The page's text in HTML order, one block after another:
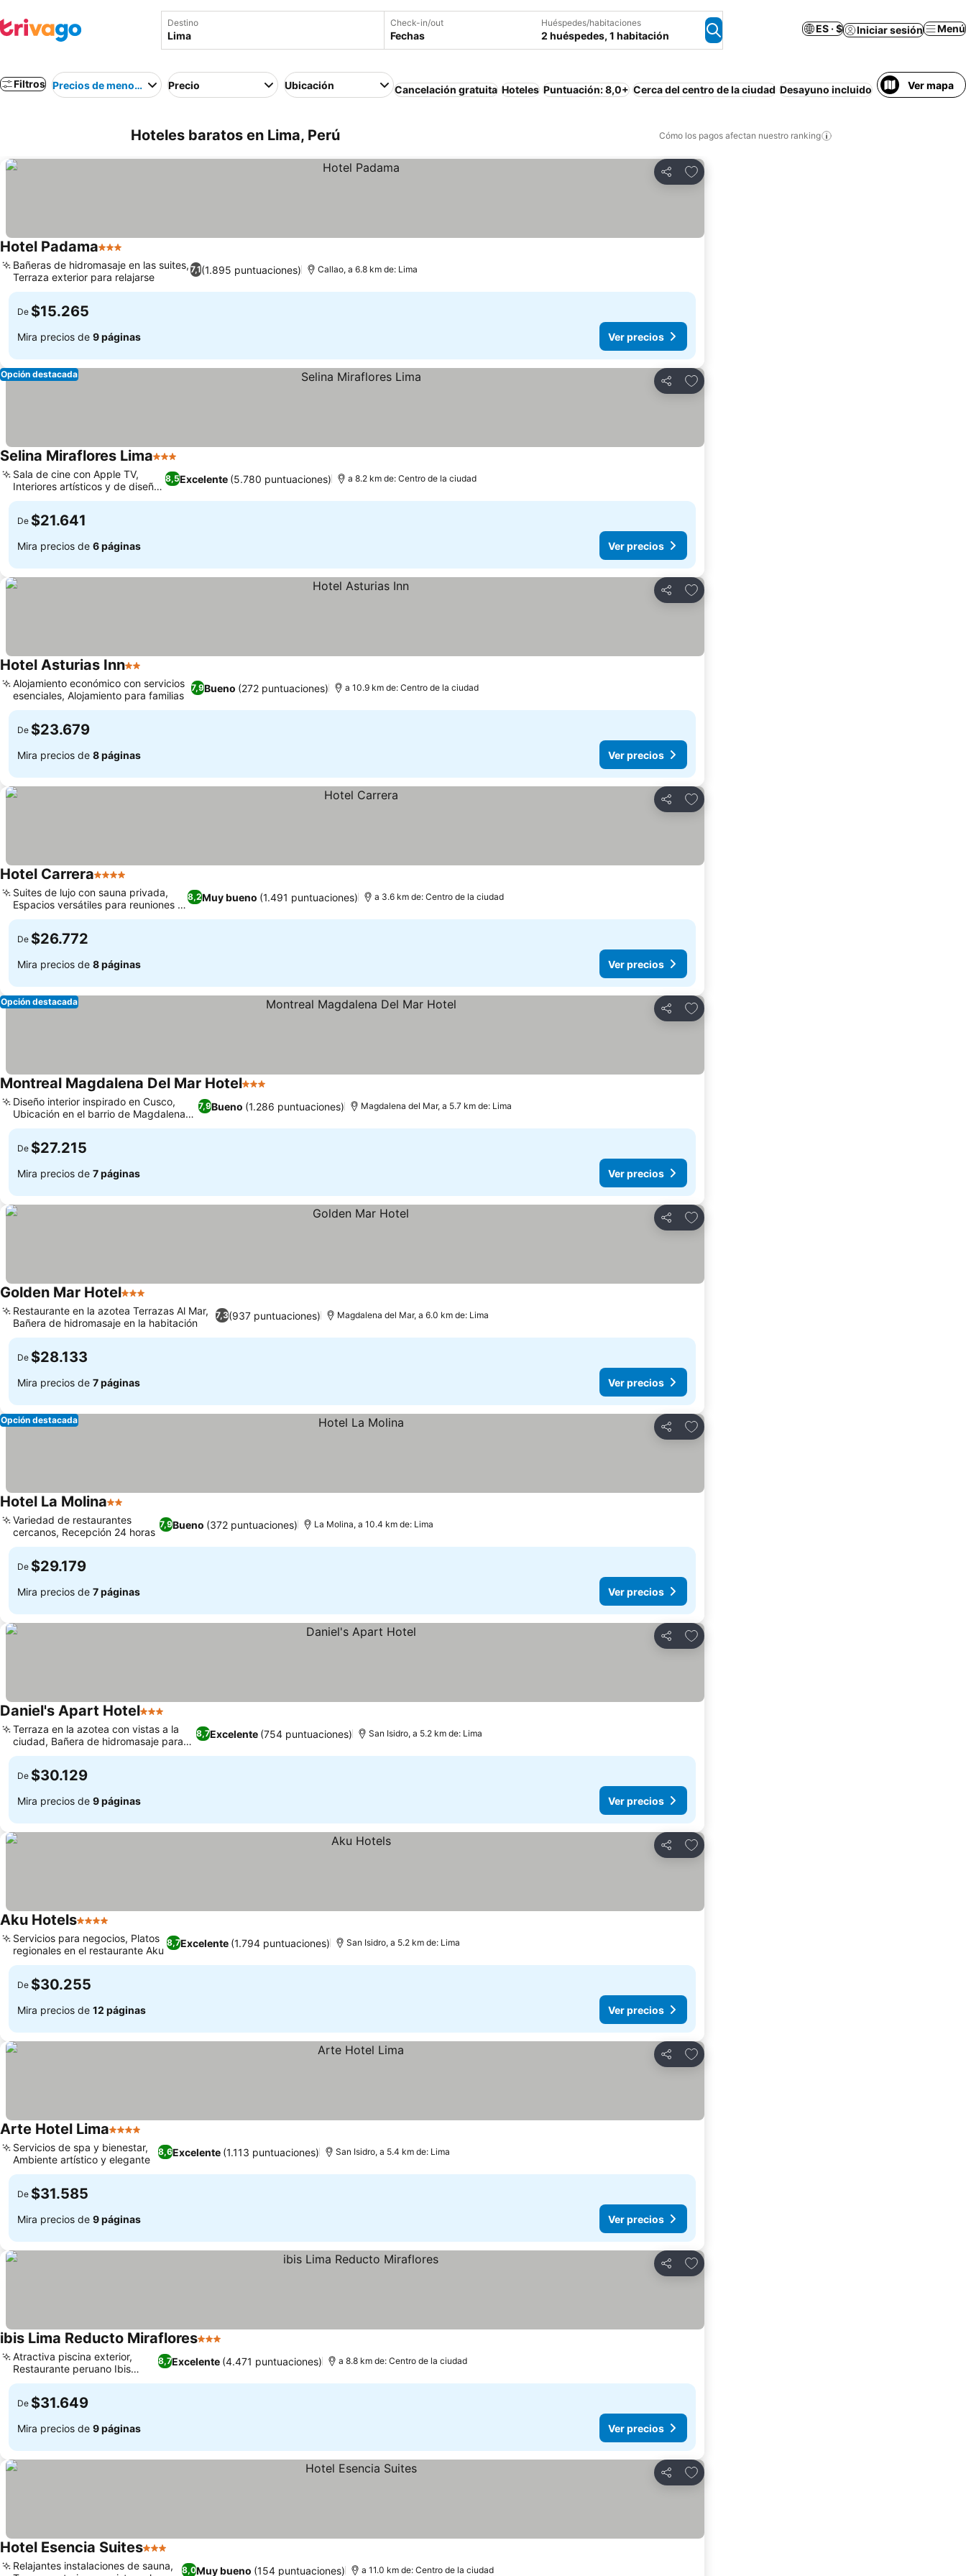
Destino Check-in/out
Fechas
Huéspedes/habitaciones
2 huéspedes, 1 habitación
ES · $ Iniciar sesión Menú
Filtros Precios de menor a mayorPrecio Ubicación Cancelación gratuita Hoteles Puntuación: 8,0+ Cerca del centro de la ciudad Desayuno incluido Apartamento
Ver mapa
Hoteles baratos en Lima, Perú Cómo los pagos afectan nuestro ranking
Compartir
Agregar a favoritos
Hotel Padama3 Estrellas
7,1(1.895 puntuaciones)
Bañeras de hidromasaje en las suites,
Terraza exterior para relajarse
Callao, a 6.8 km de: Lima
De $15.265
Mira precios de 9 páginas Ver precios
Compartir
Agregar a favoritos
Opción destacada
Selina Miraflores Lima3 Estrellas
8,5Excelente (5.780 puntuaciones)
Sala de cine con Apple TV,
Interiores artísticos y de diseño
local
a 8.2 km de: Centro de la ciudad
De $21.641
Mira precios de 6 páginas Ver precios
Compartir
Agregar a favoritos
Hotel Asturias Inn2 Estrellas
7,9Bueno (272 puntuaciones)
Alojamiento económico con servicios
esenciales, Alojamiento para familias
a 10.9 km de: Centro de la ciudad
De $23.679
Mira precios de 8 páginas Ver precios
Compartir
Agregar a favoritos
Hotel Carrera4 Estrellas
8,2Muy bueno (1.491 puntuaciones)
Suites de lujo con sauna privada,
Espacios versátiles para reuniones y
eventos
a 3.6 km de: Centro de la ciudad
De $26.772
Mira precios de 8 páginas Ver precios
Compartir
Agregar a favoritos
Opción destacada
Montreal Magdalena Del Mar Hotel3 Estrellas
7,9Bueno (1.286 puntuaciones)
Diseño interior inspirado en Cusco,
Ubicación en el barrio de Magdalena
del Mar
Magdalena del Mar, a 5.7 km de: Lima
De $27.215
Mira precios de 7 páginas Ver precios
Compartir
Agregar a favoritos
Golden Mar Hotel3 Estrellas
7,3(937 puntuaciones)
Restaurante en la azotea Terrazas Al Mar,
Bañera de hidromasaje en la habitación
Magdalena del Mar, a 6.0 km de: Lima
De $28.133
Mira precios de 7 páginas Ver precios
Compartir
Agregar a favoritos
Opción destacada
Hotel La Molina2 Estrellas
7,9Bueno (372 puntuaciones)
Variedad de restaurantes
cercanos, Recepción 24 horas
La Molina, a 10.4 km de: Lima
De $29.179
Mira precios de 7 páginas Ver precios
Compartir
Agregar a favoritos
Daniel's Apart Hotel3 Estrellas
8,7Excelente (754 puntuaciones)
Terraza en la azotea con vistas a la
ciudad, Bañera de hidromasaje para
relajarte
San Isidro, a 5.2 km de: Lima
De $30.129
Mira precios de 9 páginas Ver precios
Compartir
Agregar a favoritos
Aku Hotels4 Estrellas
8,7Excelente (1.794 puntuaciones)
Servicios para negocios, Platos
regionales en el restaurante Aku
San Isidro, a 5.2 km de: Lima
De $30.255
Mira precios de 12 páginas Ver precios
Compartir
Agregar a favoritos
Arte Hotel Lima4 Estrellas
8,6Excelente (1.113 puntuaciones)
Servicios de spa y bienestar,
Ambiente artístico y elegante
San Isidro, a 5.4 km de: Lima
De $31.585
Mira precios de 9 páginas Ver precios
Compartir
Agregar a favoritos
ibis Lima Reducto Miraflores3 Estrellas
8,7Excelente (4.471 puntuaciones)
Atractiva piscina exterior,
Restaurante peruano Ibis
Kitchen
a 8.8 km de: Centro de la ciudad
De $31.649
Mira precios de 9 páginas Ver precios
Compartir
Agregar a favoritos
Hotel Esencia Suites3 Estrellas
8,0Muy bueno (154 puntuaciones)
Relajantes instalaciones de sauna,
a 11.0 km de: Centro de la ciudad